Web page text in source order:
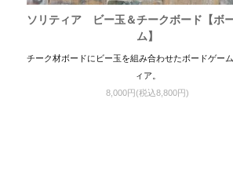
ソリティア ビー玉＆チークボード【ボ
ム】
チーク材ボードにビー玉を組み合わせたボードゲー
ィア。
8,000円(税込8,800円)